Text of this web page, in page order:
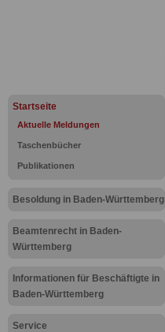
Startseite
Aktuelle Meldungen
Taschenbücher
Publikationen
Besoldung in Baden-Württemberg
Beamtenrecht in Baden-
Württemberg
Informationen für Beschäftigte in
Baden-Württemberg
Service